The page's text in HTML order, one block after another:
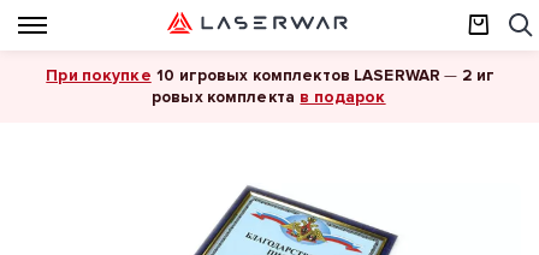
При покупке 10 игровых комплектов LASERWAR — 2 иг
ровых комплекта в подарок